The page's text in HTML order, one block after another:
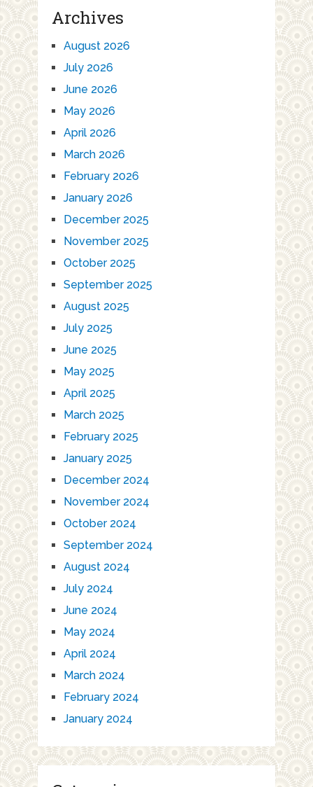
Archives
August 2026
July 2026
June 2026
May 2026
April 2026
March 2026
February 2026
January 2026
December 2025
November 2025
October 2025
September 2025
August 2025
July 2025
June 2025
May 2025
April 2025
March 2025
February 2025
January 2025
December 2024
November 2024
October 2024
September 2024
August 2024
July 2024
June 2024
May 2024
April 2024
March 2024
February 2024
January 2024